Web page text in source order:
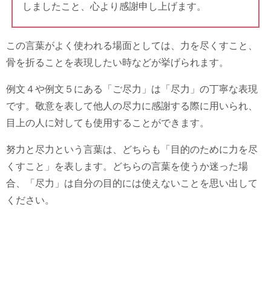
しましたこと、心より感謝申し上げます。
この言葉がよく使われる場面としては、力を尽くすこと、
骨を折ることを表現したい時などが挙げられます。
例文４や例文５にある「ご尽力」は「尽力」の丁寧な表現
です。敬意を表して他人の尽力に感謝する際に用いられ、
目上の人に対しても使用することができます。
努力と尽力という言葉は、どちらも「目的のために力を尽
くすこと」を表します。どちらの言葉を使うか迷った場
合、「尽力」は自分の目的には使えないことを思い出して
ください。